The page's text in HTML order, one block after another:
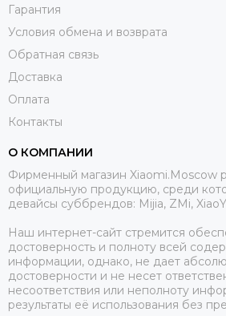
Гарантия
Условия обмена и возврата
Обратная связь
Доставка
Оплата
Контакты
О КОМПАНИИ
Фирменный магазин Xiaomi.Moscow
официальную продукцию, среди
девайсы суббрендов: Mijia, ZMi,
Наш интернет-сайт стремится
достоверность и полноту всей
информации, однако, не дает
достоверности и не несет
несоответствия или неполноту
результаты её использования без